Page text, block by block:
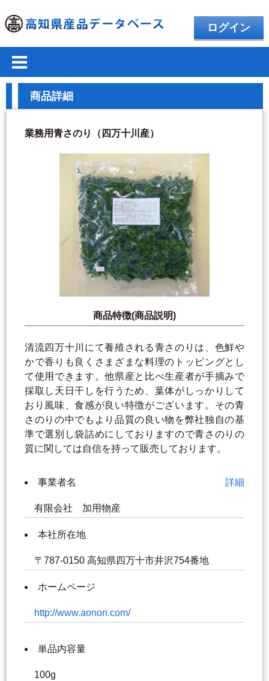
ログイン
商品詳細
業務用青さのり（四万十川産）
商品特徴(商品説明)
清流四万十川にて養殖される青さのりは、色鮮や
かで香りも良くさまざまな料理のトッピングとし
て使用できます。他県産と比べ生産者が手摘みで
採取し天日干しを行うため、葉体がしっかりして
おり風味、食感が良い特徴がございます。その青
さのりの中でもより品質の良い物を弊社独自の基
準で選別し袋詰めにしておりますので青さのりの
質に関しては自信を持って販売しております。
事業者名 詳細
有限会社 加用物産
本社所在地
〒787-0150 高知県四万十市井沢754番地
ホームページ
http://www.aonori.com/
単品内容量
100g